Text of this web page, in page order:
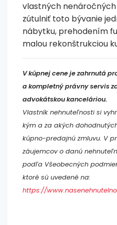
vlastných nenáročných
zútulniť toto bývanie
nábytku, prehodením
malou rekonštrukciou
V kúpnej cene je zahrnutá
a kompletný právny servis
advokátskou kanceláriou.
Vlastník nehnuteľnosti si
kým a za akých
kúpno-predajnú zmluvu. V
záujemcov o danú
podľa Všeobecných
ktoré sú uvedené na:
https://